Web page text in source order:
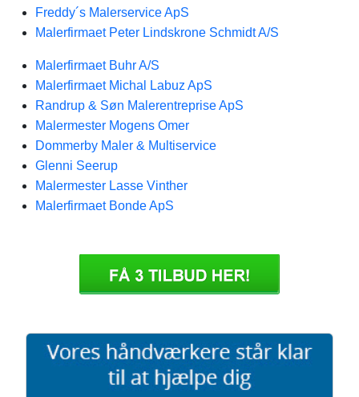
Freddy´s Malerservice ApS
Malerfirmaet Peter Lindskrone Schmidt A/S
Malerfirmaet Buhr A/S
Malerfirmaet Michal Labuz ApS
Randrup & Søn Malerentreprise ApS
Malermester Mogens Omer
Dommerby Maler & Multiservice
Glenni Seerup
Malermester Lasse Vinther
Malerfirmaet Bonde ApS